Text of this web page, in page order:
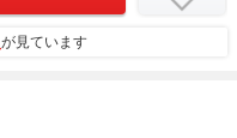
が見ています